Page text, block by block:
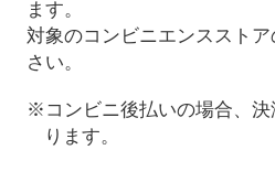
ます。
対象のコンビニエンススト
さい。
※コンビニ後払いの場合、決
ります。